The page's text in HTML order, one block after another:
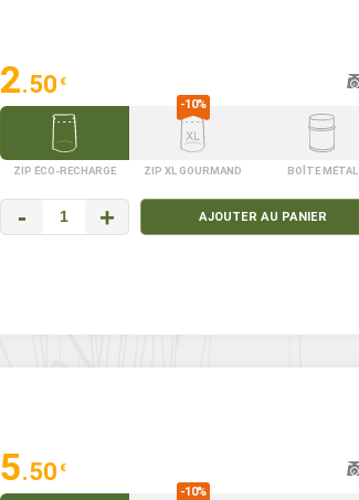
2.50 €
ZIP ÉCO-RECHARGE ZIP XL GOURMAND BOÎTE MÉTAL
- + AJOUTER AU PANIER
5.50 €